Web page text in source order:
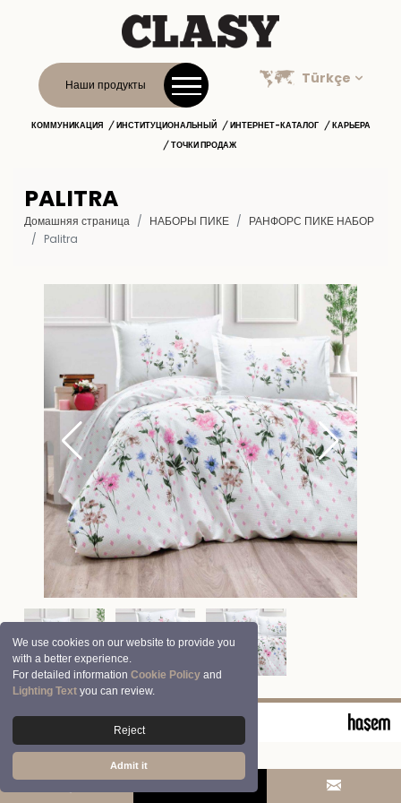
We use cookies on our website to provide you
with a better experience.
For detailed informationCookie Policy and
Lighting Text you can review.
Reject
Admit it
Наши продукты Türkçe
КОММУНИКАЦИЯ ИНСТИТУЦИОНАЛЬНЫЙ ИНТЕРНЕТ-КАТАЛОГ
КАРЬЕРА
ТОЧКИ ПРОДАЖ
PALITRA
Домашняя страница НАБОРЫ ПИКЕ
РАНФОРС ПИКЕ НАБОР
Palitra
© 2026 Clasy | Aran Tekstil San. ve Tic. A.Ş.